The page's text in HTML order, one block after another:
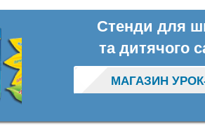
Стенди для
та дитячого
МАГАЗИН